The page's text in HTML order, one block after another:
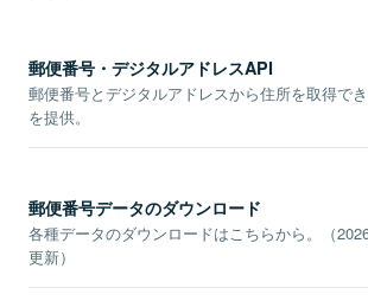
郵便番号・デジタルアドレスAPI
郵便番号とデジタルアドレスから住所を取得で
を提供。
郵便番号データのダウンロード
各種データのダウンロードはこちらから。（
更新）